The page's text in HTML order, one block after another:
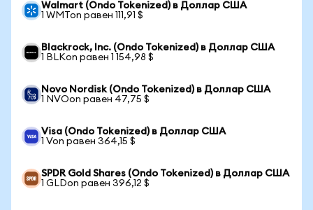
Walmart (Ondo Tokenized) в Доллар США
1 WMTon равен 111,91 $
Blackrock, Inc. (Ondo Tokenized) в Доллар США
1 BLKon равен 1 154,98 $
Novo Nordisk (Ondo Tokenized) в Доллар США
1 NVOon равен 47,75 $
Visa (Ondo Tokenized) в Доллар США
1 Von равен 364,15 $
SPDR Gold Shares (Ondo Tokenized) в Доллар США
1 GLDon равен 396,12 $